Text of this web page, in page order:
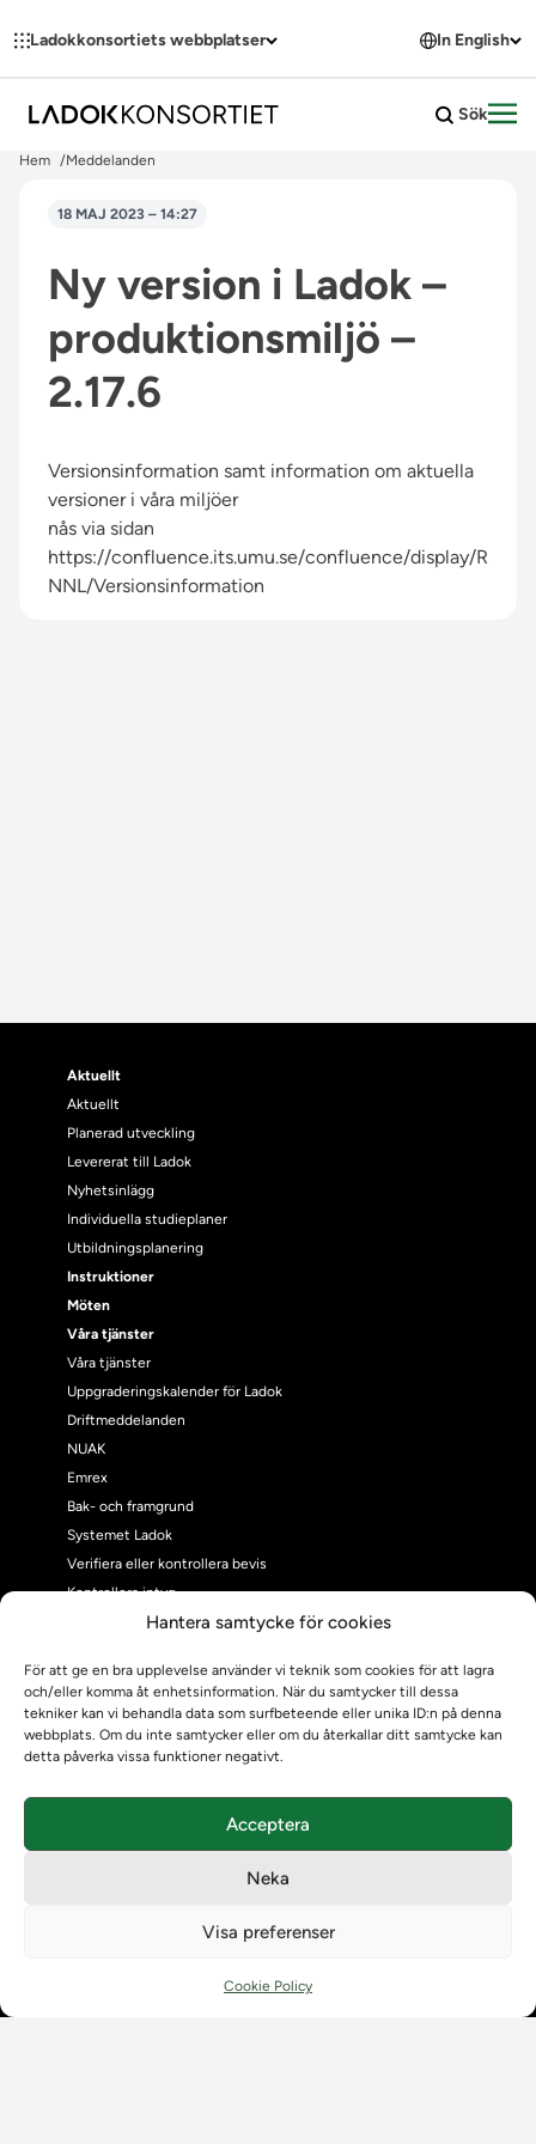
Hantera samtycke för cookies
För att ge en bra upplevelse använder vi teknik som cookies för att lagra
och/eller komma åt enhetsinformation. När du samtycker till dessa
tekniker kan vi behandla data som surfbeteende eller unika ID:n på denna
webbplats. Om du inte samtycker eller om du återkallar ditt samtycke kan
detta påverka vissa funktioner negativt.
Acceptera
Neka
Visa preferenser
Cookie Policy
Ladokkonsortiets webbplatser In English
Sök
Hem Meddelanden
18 MAJ 2023 – 14:27
Ny version i Ladok –
produktionsmiljö –
2.17.6
Versionsinformation samt information om aktuella
versioner i våra miljöer
nås via sidan
https://confluence.its.umu.se/confluence/display/R
NNL/Versionsinformation
Aktuellt
Aktuellt
Planerad utveckling
Levererat till Ladok
Nyhetsinlägg
Individuella studieplaner
Utbildningsplanering
Instruktioner
Möten
Våra tjänster
Våra tjänster
Uppgraderingskalender för Ladok
Driftmeddelanden
NUAK
Emrex
Bak- och framgrund
Systemet Ladok
Verifiera eller kontrollera bevis
Kontrollera intyg
Om Ladokkonsortiet
Ladokkonsortiet internationellt
Vision, strategi och produktplan
Teamens sammansättning och arbetet på Ladokkonsortiet
Användarkontakter
Policyer och dokument
Kontaktuppgifter till lärosätenas Ladoksupport
Kontaktuppgifter till Ladokkonsortiet